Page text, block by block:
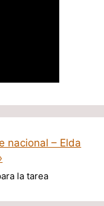
nacional – Elda
la tarea